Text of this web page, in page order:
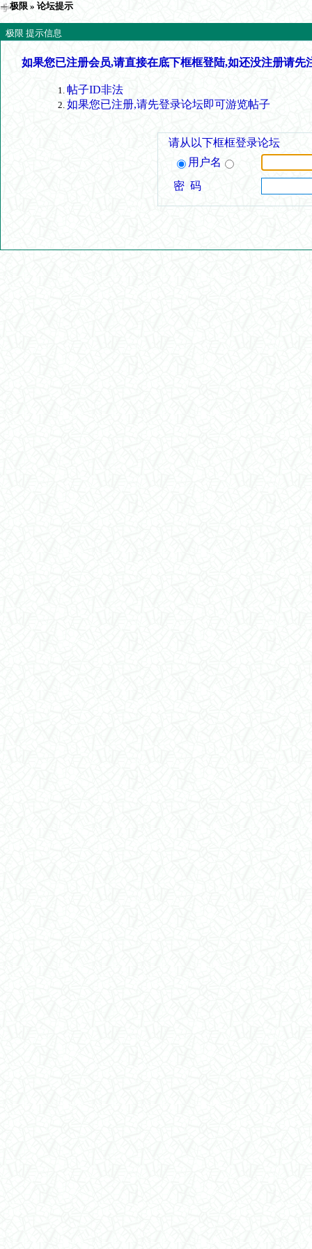
极限 » 论坛提示
极限 提示信息
如果您已注册会员,请直接在底下框框登陆,如还没注册请先
帖子ID非法
如果您已注册,请先登录论坛即可游览帖子
请从以下框框登录论坛
用户名
密 码